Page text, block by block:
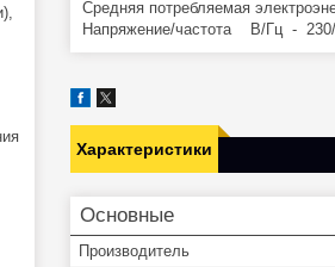
Средняя потребляемая
Напряжение/частота В/Гц -
Характеристики
Основные
Производитель